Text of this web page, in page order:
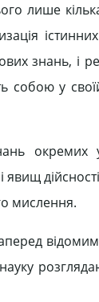
лише
знань, і
у своїй
окремих
мислення.